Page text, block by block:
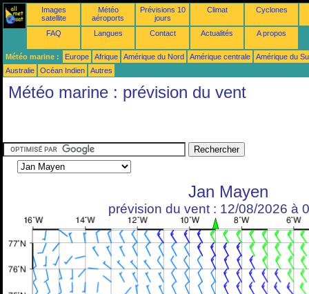
Images
satellite
Météo
aéroports
Prévisions 10
jours
Climat Cyclones
FAQ Langues Contact Actualités A propos
Météo marine : Europe Afrique Amérique du Nord Amérique centrale
Amérique du
Australie
Océan Indien Autres
Météo marine : prévision du vent
Jan Mayen
prévision du vent : 12/08/2026 à